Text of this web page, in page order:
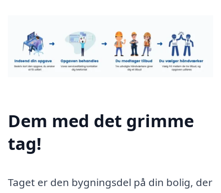
Dem med det grimme
tag!
Taget er den bygningsdel på din bolig, der